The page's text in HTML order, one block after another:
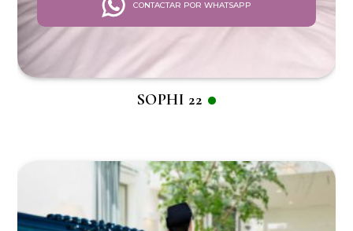
CONTACTAR POR WHATSAPP
SOPHI 22